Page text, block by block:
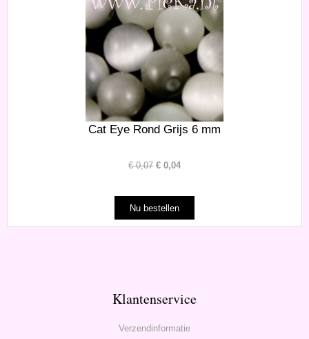
Cat Eye Rond Grijs 6 mm
€0,07 € 0,04
Klantenservice
Verzendinformatie